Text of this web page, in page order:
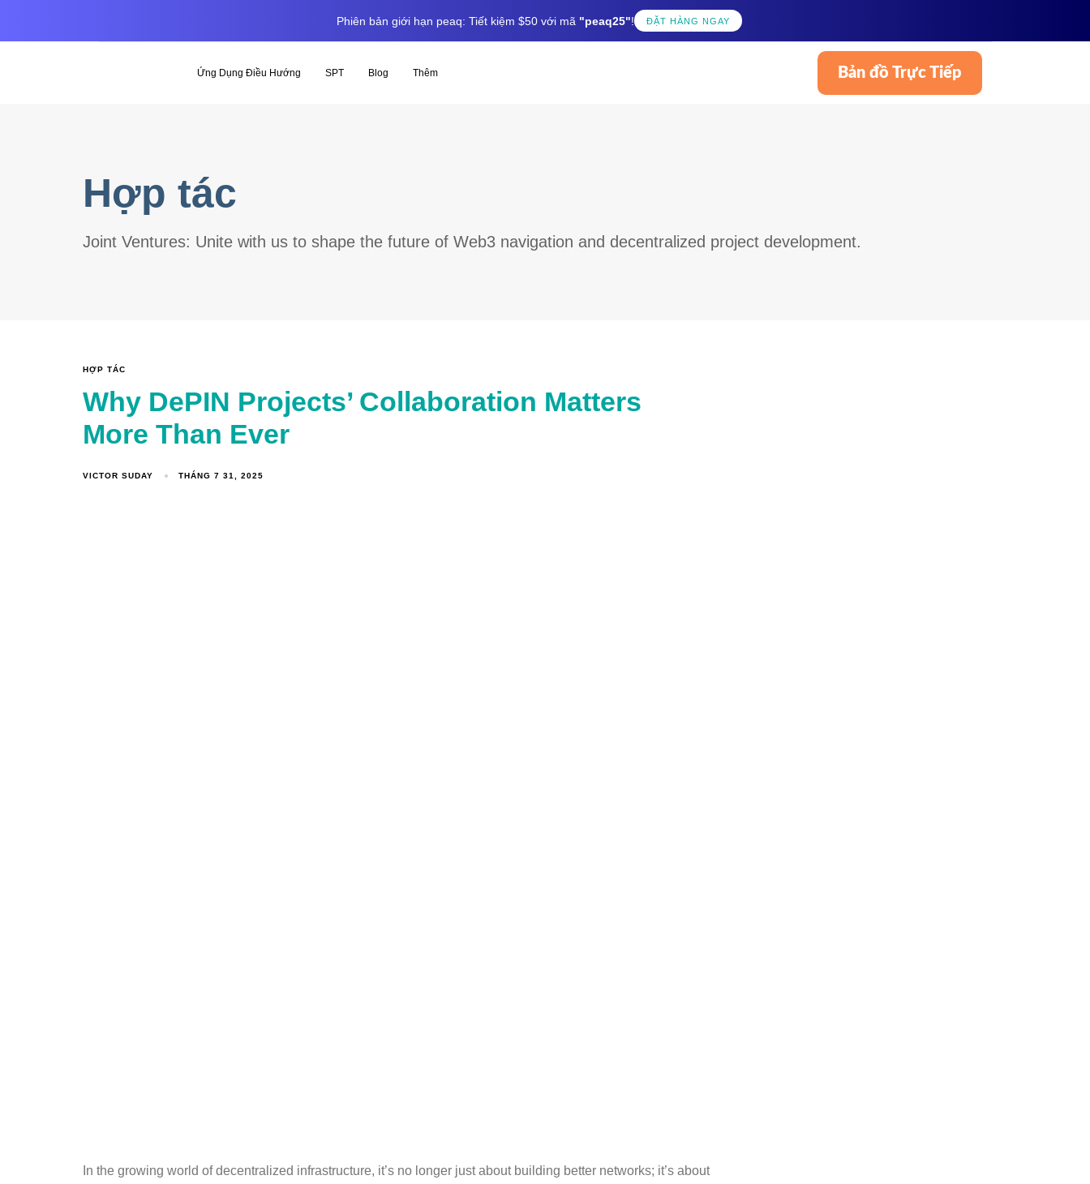
Phiên bản giới hạn peaq: Tiết kiệm $50 với mã "peaq25"! ĐẶT HÀNG NGAY
Ứng Dụng Điều Hướng SPT Blog Thêm Bản đồ Trực Tiếp
Hợp tác
Joint Ventures: Unite with us to shape the future of Web3 navigation and decentralized project development.
HỢP TÁC
Why DePIN Projects’ Collaboration Matters
More Than Ever
VICTOR SUDAY THÁNG 7 31, 2025
In the growing world of decentralized infrastructure, it’s no longer just about building better networks; it’s about